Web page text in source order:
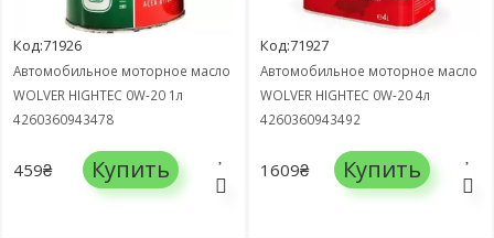
Код:71926
Автомобильное моторное масло
WOLVER HIGHTEC 0W-20 1л
4260360943478
459₴ Купить
Код:71927
Автомобильное моторное масло
WOLVER HIGHTEC 0W-20 4л
4260360943492
1609₴ Купить